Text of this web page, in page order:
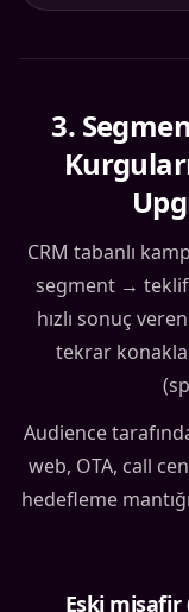
3.
CRM tabanlı
segment →
hızlı sonuç
tekrar
Audience
web, OTA, call
hedefleme
Eski misafir